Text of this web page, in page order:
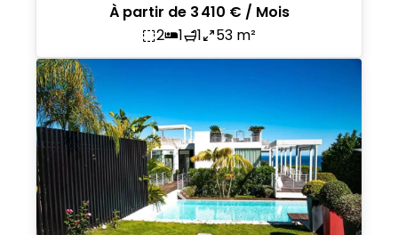
À partir de 3 410 € / Mois
2
1 1 53 m²